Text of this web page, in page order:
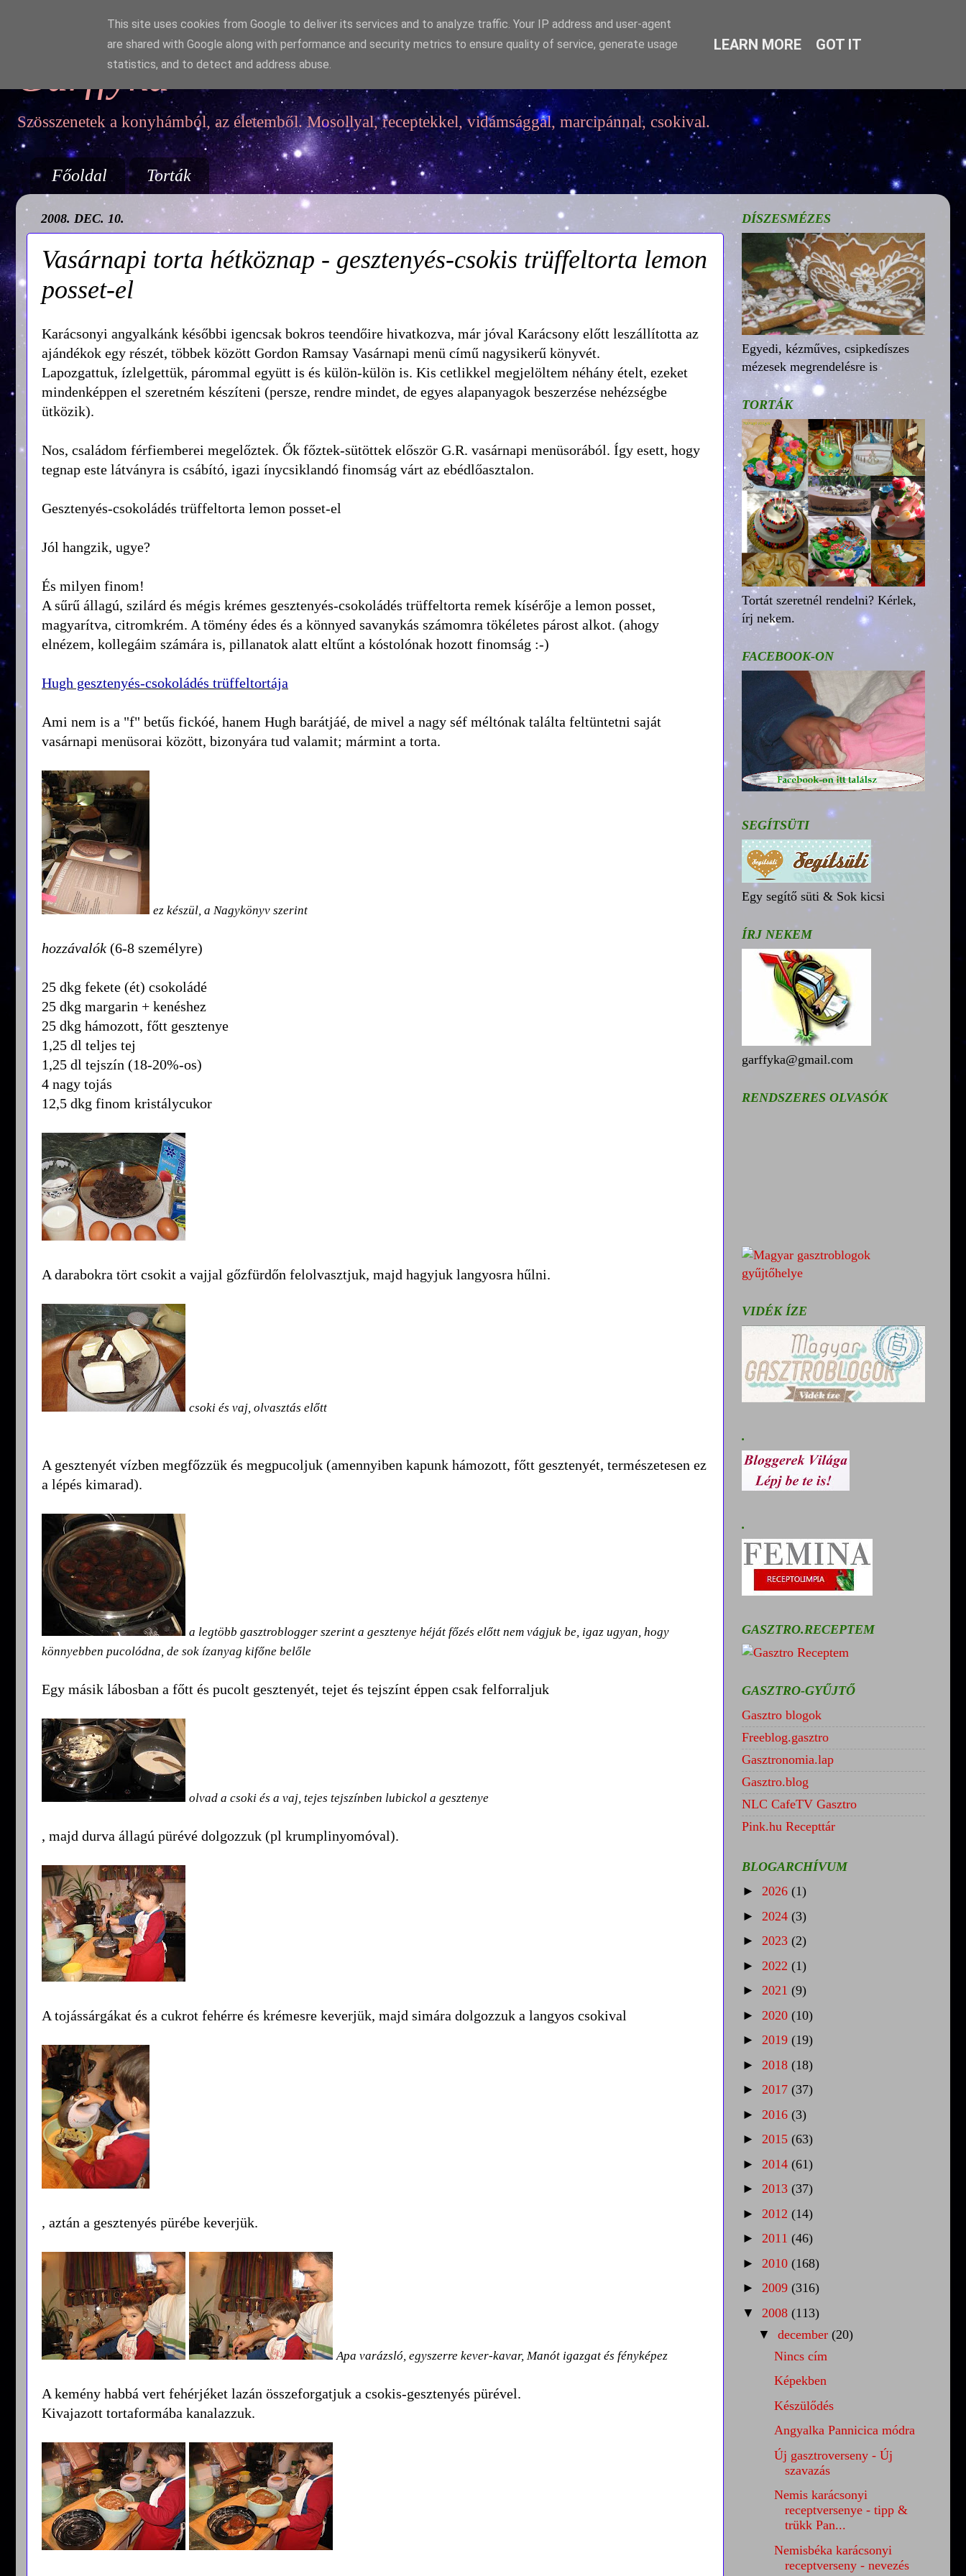
Garffyka
Szösszenetek a konyhámból, az életemből. Mosollyal, receptekkel, vidámsággal, marcipánnal, csokival.
Főoldal Torták
2008. DEC. 10.
Vasárnapi torta hétköznap - gesztenyés-csokis trüffeltorta lemon
posset-el
Karácsonyi angyalkánk későbbi igencsak bokros teendőire hivatkozva, már jóval Karácsony előtt leszállította az
ajándékok egy részét, többek között Gordon Ramsay Vasárnapi menü című nagysikerű könyvét.
Lapozgattuk, ízlelgettük, párommal együtt is és külön-külön is. Kis cetlikkel megjelöltem néhány ételt, ezeket
mindenképpen el szeretném készíteni (persze, rendre mindet, de egyes alapanyagok beszerzése nehézségbe
ütközik).
Nos, családom férfiemberei megelőztek. Ők főztek-sütöttek először G.R. vasárnapi menüsorából. Így esett, hogy
tegnap este látványra is csábító, igazi ínycsiklandó finomság várt az ebédlőasztalon.
Gesztenyés-csokoládés trüffeltorta lemon posset-el
Jól hangzik, ugye?
És milyen finom!
A sűrű állagú, szilárd és mégis krémes gesztenyés-csokoládés trüffeltorta remek kísérője a lemon posset,
magyarítva, citromkrém. A tömény édes és a könnyed savanykás számomra tökéletes párost alkot. (ahogy
elnézem, kollegáim számára is, pillanatok alatt eltűnt a kóstolónak hozott finomság :-)
Hugh gesztenyés-csokoládés trüffeltortája
Ami nem is a "f" betűs fickóé, hanem Hugh barátjáé, de mivel a nagy séf méltónak találta feltüntetni saját
vasárnapi menüsorai között, bizonyára tud valamit; mármint a torta.
ez készül, a Nagykönyv szerint
hozzávalók (6-8 személyre)
25 dkg fekete (ét) csokoládé
25 dkg margarin + kenéshez
25 dkg hámozott, főtt gesztenye
1,25 dl teljes tej
1,25 dl tejszín (18-20%-os)
4 nagy tojás
12,5 dkg finom kristálycukor
A darabokra tört csokit a vajjal gőzfürdőn felolvasztjuk, majd hagyjuk langyosra hűlni.
csoki és vaj, olvasztás előtt
A gesztenyét vízben megfőzzük és megpucoljuk (amennyiben kapunk hámozott, főtt gesztenyét, természetesen ez
a lépés kimarad).
a legtöbb gasztroblogger szerint a gesztenye héját főzés előtt nem vágjuk be, igaz ugyan, hogy
könnyebben pucolódna, de sok ízanyag kifőne belőle
Egy másik lábosban a főtt és pucolt gesztenyét, tejet és tejszínt éppen csak felforraljuk
olvad a csoki és a vaj, tejes tejszínben lubickol a gesztenye
, majd durva állagú pürévé dolgozzuk (pl krumplinyomóval).
A tojássárgákat és a cukrot fehérre és krémesre keverjük, majd simára dolgozzuk a langyos csokival
, aztán a gesztenyés pürébe keverjük.
Apa varázsló, egyszerre kever-kavar, Manót igazgat és fényképez
A kemény habbá vert fehérjéket lazán összeforgatjuk a csokis-gesztenyés pürével.
Kivajazott tortaformába kanalazzuk.
DÍSZESMÉZES
Egyedi, kézműves, csipkedíszes
mézesek megrendelésre is
TORTÁK
Tortát szeretnél rendelni? Kérlek,
írj nekem.
FACEBOOK-ON
SEGÍTSÜTI
Egy segítő süti & Sok kicsi
ÍRJ NEKEM
garffyka@gmail.com
RENDSZERES OLVASÓK
VIDÉK ÍZE
.
.
GASZTRO.RECEPTEM
GASZTRO-GYŰJTŐ
Gasztro blogok
Freeblog.gasztro
Gasztronomia.lap
Gasztro.blog
NLC CafeTV Gasztro
Pink.hu Recepttár
BLOGARCHÍVUM
► 2026 (1)
► 2024 (3)
► 2023 (2)
► 2022 (1)
► 2021 (9)
► 2020 (10)
► 2019 (19)
► 2018 (18)
► 2017 (37)
► 2016 (3)
► 2015 (63)
► 2014 (61)
► 2013 (37)
► 2012 (14)
► 2011 (46)
► 2010 (168)
► 2009 (316)
▼ 2008 (113)
▼ december (20)
Nincs cím
Képekben
Készülődés
Angyalka Pannicica módra
Új gasztroverseny - Új
szavazás
Nemis karácsonyi
receptversenye - tipp &
trükk Pan...
Nemisbéka karácsonyi
receptverseny - nevezés
This site uses cookies from Google to deliver its services and to analyze traffic. Your IP address and user-agent
are shared with Google along with performance and security metrics to ensure quality of service, generate usage
statistics, and to detect and address abuse.
LEARN MORE GOT IT